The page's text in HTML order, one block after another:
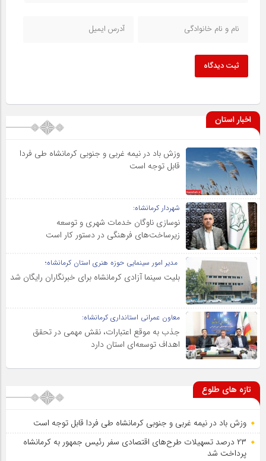
ثبت دیدگاه
اخبار استان
وزش باد در نیمه غربی و جنوبی کرمانشاه طی فردا
قابل توجه است
شهردار کرمانشاه:
نوسازی ناوگان خدمات شهری و توسعه
زیرساخت‌های فرهنگی در دستور کار است
مدیر امور سینمایی حوزه هنری استان کرمانشاه؛
بلیت سینما آزادی کرمانشاه برای خبرنگاران رایگان شد
معاون عمرانی استانداری کرمانشاه:
جذب به موقع اعتبارات، نقش مهمی در تحقق
اهداف توسعه‌ای استان دارد
تازه های طلوع
وزش باد در نیمه غربی و جنوبی کرمانشاه طی فردا قابل توجه است
۲۳ درصد تسهیلات طرح‌های اقتصادی سفر رئیس جمهور به کرمانشاه
پرداخت شد